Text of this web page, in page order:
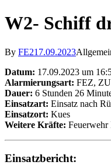
W2- Schiff
By FE217.09.2023
Datum: 17.09.2023 um
Alarmierungsart: FEZ,
Dauer: 6 Stunden 26
Einsatzart: Einsatz nach
Einsatzort: Kues
Weitere Kräfte: Feuerwehr
Einsatzbericht: